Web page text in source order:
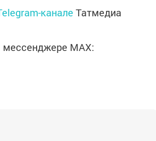
канале Татмедиа
мессенджере MАХ: